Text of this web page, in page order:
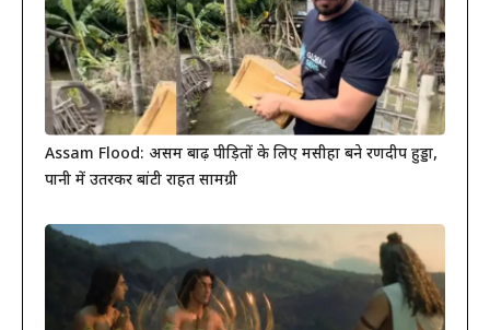
Assam Flood: असम बाढ़ पीड़ितों के लिए मसीहा बने रणदीप हुड्डा,
पानी में उतरकर बांटी राहत सामग्री